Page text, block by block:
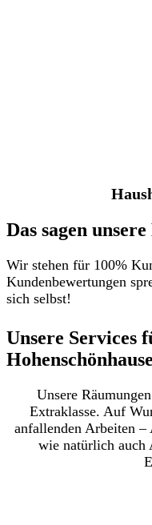
Das sagen
Wir stehen für 100%
Kundenbewertungen
sich selbst!
Unsere Services
Unsere
Extraklasse. Auf
anfallenden Arbeiten –
wie natürlich auch